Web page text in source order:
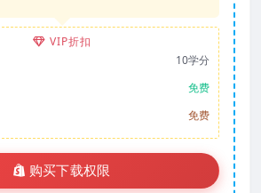
VIP折扣
10学分
免费
免费
购买下载权限